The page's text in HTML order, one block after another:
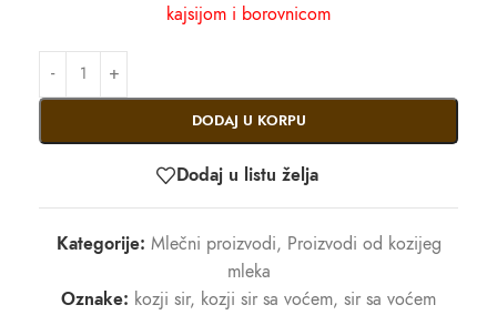
kajsijom i borovnicom
DODAJ U KORPU
Dodaj u listu želja
Kategorije: Mlečni proizvodi, Proizvodi od kozijeg
mleka
Oznake: kozji sir, kozji sir sa voćem, sir sa voćem